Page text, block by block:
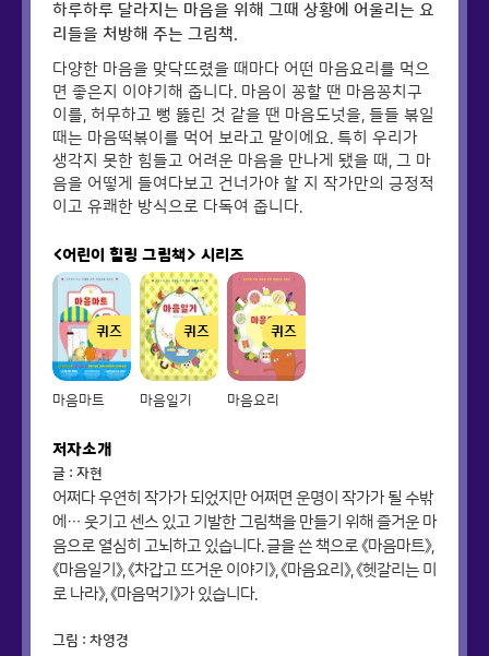
하루하루 달라지는 마음을 위해 그때 상황에 어울리는 요
리들을 처방해 주는 그림책.
다양한 마음을 맞닥뜨렸을 때마다 어떤 마음요리를 먹으
면 좋은지 이야기해 줍니다. 마음이 꽁할 땐 마음꽁치구
이를, 허무하고 뻥 뚫린 것 같을 땐 마음도넛을, 들들 볶일
때는 마음떡볶이를 먹어 보라고 말이에요. 특히 우리가
생각지 못한 힘들고 어려운 마음을 만나게 됐을 때, 그 마
음을 어떻게 들여다보고 건너가야 할 지 작가만의 긍정적
이고 유쾌한 방식으로 다독여 줍니다.
<어린이 힐링 그림책> 시리즈
퀴즈
마음마트
퀴즈
마음일기
퀴즈
마음요리
저자소개
글 : 자현
어쩌다 우연히 작가가 되었지만 어쩌면 운명이 작가가 될 수밖
에… 웃기고 센스 있고 기발한 그림책을 만들기 위해 즐거운 마
음으로 열심히 고뇌하고 있습니다. 글을 쓴 책으로 《마음마트》,
《마음일기》, 《차갑고 뜨거운 이야기》, 《마음요리》, 《헷갈리는 미
로 나라》, 《마음먹기》가 있습니다.
그림 : 차영경